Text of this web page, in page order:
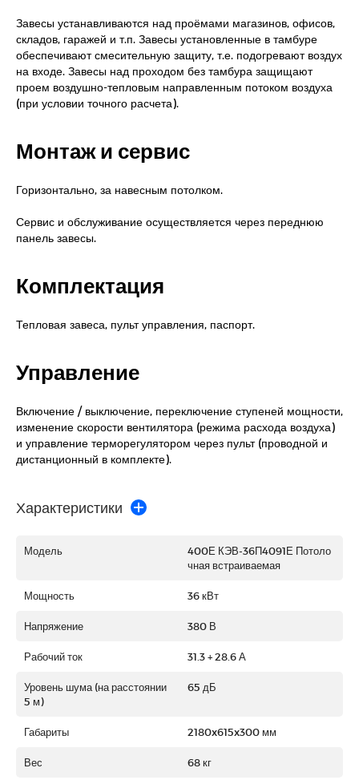
Завесы устанавливаются над проёмами магазинов, офисов,
складов, гаражей и т.п. Завесы установленные в тамбуре
обеспечивают смесительную защиту, т.е. подогревают воздух
на входе. Завесы над проходом без тамбура защищают
проем воздушно-тепловым направленным потоком воздуха
(при условии точного расчета).
Монтаж и сервис
Горизонтально, за навесным потолком.
Сервис и обслуживание осуществляется через переднюю
панель завесы.
Комплектация
Тепловая завеса, пульт управления, паспорт.
Управление
Включение / выключение, переключение ступеней мощности,
изменение скорости вентилятора (режима расхода воздуха)
и управление терморегулятором через пульт (проводной и
дистанционный в комплекте).
Характеристики
Модель
400Е КЭВ-36П4091Е Потоло
чная встраиваемая
Мощность 36 кВт
Напряжение 380 В
Рабочий ток 31.3 + 28.6 А
Уровень шума (на расстоянии
5 м)
65 дБ
Габариты 2180x615x300 мм
Вес 68 кг